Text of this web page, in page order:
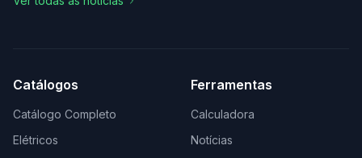
Catálogos
Catálogo Completo
Elétricos
Ferramentas
Calculadora
Notícias